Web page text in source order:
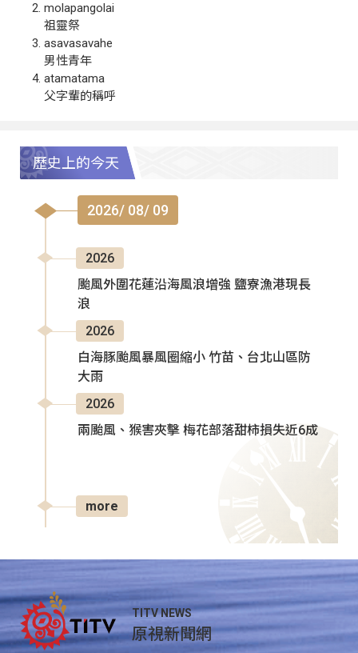
molapangolai
祖靈祭
asavasavahe
男性青年
atamatama
父字輩的稱呼
歷史上的今天
2026/ 08/ 09
2026
颱風外圍花蓮沿海風浪增強 鹽寮漁港現長
浪
2026
白海豚颱風暴風圈縮小 竹苗、台北山區防
大雨
2026
兩颱風、猴害夾擊 梅花部落甜柿損失近6成
more
TITV NEWS
原視新聞網